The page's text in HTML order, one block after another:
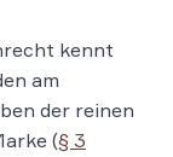
kennt
am
der reinen
(§ 3